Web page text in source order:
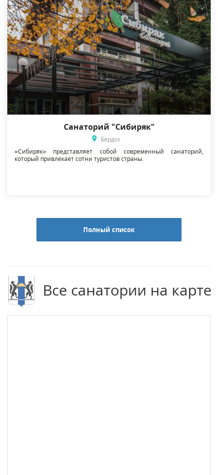
Санаторий "Сибиряк"
Бердск
«Сибиряк» представляет собой современный санаторий,
который привлекает сотни туристов страны.
Полный список
Все санатории на карте